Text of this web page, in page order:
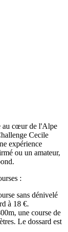
au cœur de l'Alpe
Cecile
expérience
ou un amateur,
:
sans dénivelé
à 18 €.
une course de
Le dossard est